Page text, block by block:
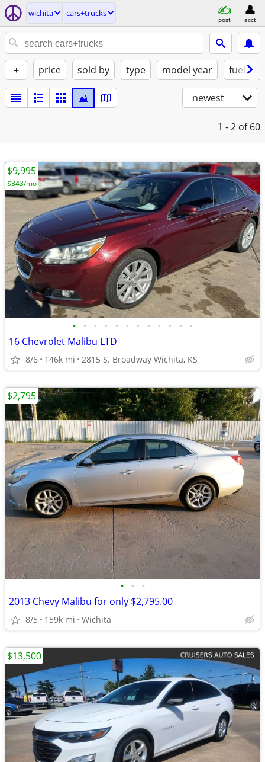
wichita cars+trucks
post acct
+ price sold by type model year fuel
newest
1 - 2 of 60
• • • • • • • • • • • •
16 Chevrolet Malibu LTD
8/6 146k mi 2815 S. Broadway Wichita, KS
$9,995
$343/mo
• • •
2013 Chevy Malibu for only $2,795.00
8/5 159k mi Wichita
$2,795
$13,500